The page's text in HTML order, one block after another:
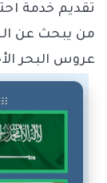
تقديم خدمة
من يبحث عن
عروس البحر